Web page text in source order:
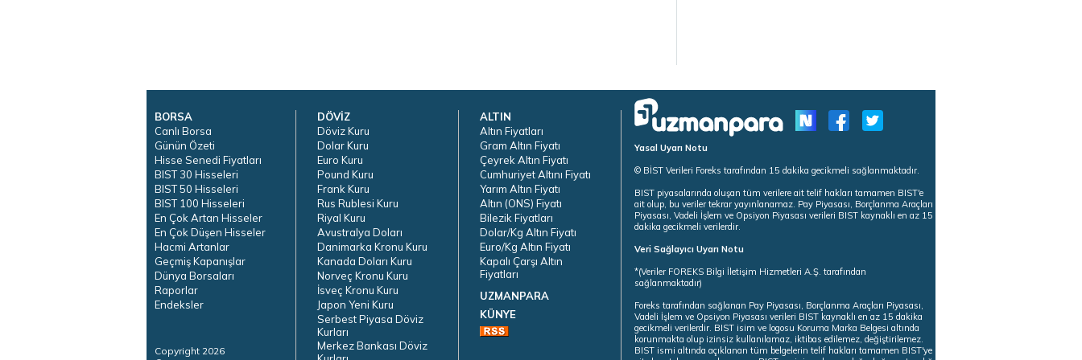
BORSA
Canlı Borsa
Günün Özeti
Hisse Senedi Fiyatları
BIST 30 Hisseleri
BIST 50 Hisseleri
BIST 100 Hisseleri
En Çok Artan Hisseler
En Çok Düşen Hisseler
Hacmi Artanlar
Geçmiş Kapanışlar
Dünya Borsaları
Raporlar
Endeksler
Copyright 2026
DÖVİZ
Döviz Kuru
Dolar Kuru
Euro Kuru
Pound Kuru
Frank Kuru
Rus Rublesi Kuru
Riyal Kuru
Avustralya Doları
Danimarka Kronu Kuru
Kanada Doları Kuru
Norveç Kronu Kuru
İsveç Kronu Kuru
Japon Yeni Kuru
Serbest Piyasa Döviz
Kurları
Merkez Bankası Döviz
ALTIN
Altın Fiyatları
Gram Altın Fiyatı
Çeyrek Altın Fiyatı
Cumhuriyet Altını Fiyatı
Yarım Altın Fiyatı
Altın (ONS) Fiyatı
Bilezik Fiyatları
Dolar/Kg Altın Fiyatı
Euro/Kg Altın Fiyatı
Kapalı Çarşı Altın
Fiyatları
UZMANPARA
KÜNYE
Yasal Uyarı Notu
© BİST Verileri Foreks tarafından 15 dakika gecikmeli sağlanmaktadır.
BIST piyasalarında oluşan tüm verilere ait telif hakları tamamen BIST'e
ait olup, bu veriler tekrar yayınlanamaz. Pay Piyasası, Borçlanma Araçları
Piyasası, Vadeli İşlem ve Opsiyon Piyasası verileri BIST kaynaklı en az 15
dakika gecikmeli verilerdir.
Veri Sağlayıcı Uyarı Notu
*(Veriler FOREKS Bilgi İletişim Hizmetleri A.Ş. tarafından
sağlanmaktadır)
Foreks tarafından sağlanan Pay Piyasası, Borçlanma Araçları Piyasası,
Vadeli İşlem ve Opsiyon Piyasası verileri BIST kaynaklı en az 15 dakika
gecikmeli verilerdir. BIST isim ve logosu Koruma Marka Belgesi altında
korunmakta olup izinsiz kullanılamaz, iktibas edilemez, değiştirilemez.
BIST ismi altında açıklanan tüm belgelerin telif hakları tamamen BIST'ye